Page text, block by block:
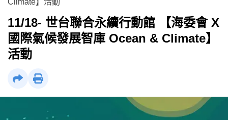
Climate】活動
11/18- 世台聯合永續行動館 【海委會 X
國際氣候發展智庫 Ocean & Climate】
活動